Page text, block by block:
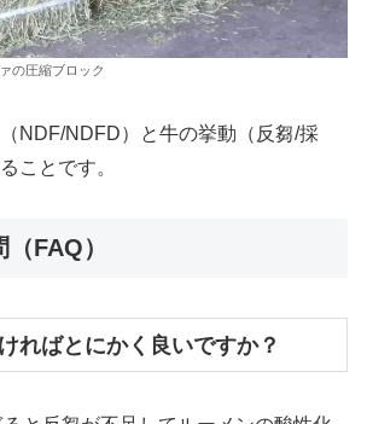
の圧縮ブロック
NDF/NDFD）と牛の挙動（反芻/採
ことです。
FAQ）
ればとにかく良いですか？